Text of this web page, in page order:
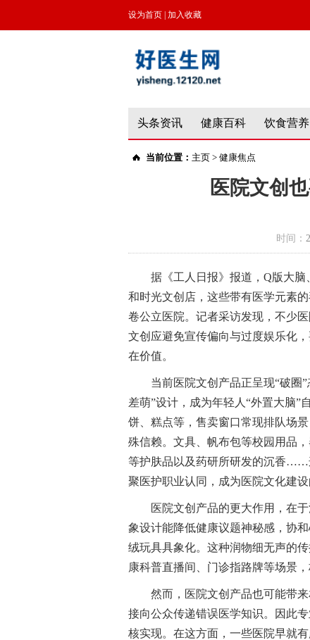
设为首页 加入收藏
头条资讯 健康百科 饮食营养
当前位置： 主页 > 健康焦点
医院文创
时间：
据《工人日报》报道，Q版大
和时光文创店，这些带有医学元素
卷公立医院。记者采访发现，不少
文创应避免宣传偏向与过度娱乐化
在价值。
当前医院文创产品正呈现“破圈
差萌”设计，成为年轻人“外置大脑”
饼、糕点等，售卖窗口常现排队场
殊信赖。文具、帆布包等校园用品
等护肤品以及药研所研发的沉香……
聚医护职业认同，成为医院文化建设
医院文创产品的更大作用，在
象设计能降低健康议题神秘感，协
绒玩具具象化。这种润物细无声的
康科普直播间、门诊指路牌等场景
然而，医院文创产品也可能带
接向公众传递错误医学知识。因此
核实现。在这方面，一些医院早就